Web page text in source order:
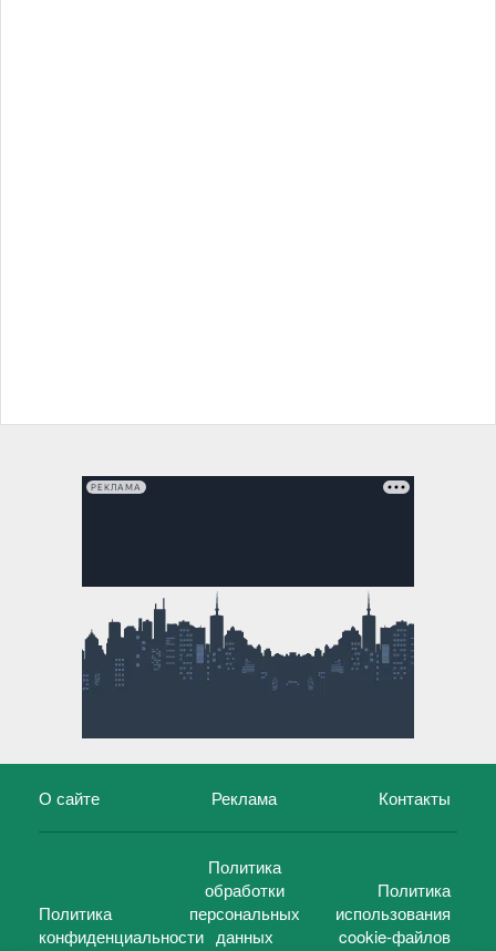
РЕКЛАМА
О сайте Реклама Контакты
Политика
конфиденциальности
Политика
обработки
персональных
данных
Политика
использования
cookie-файлов